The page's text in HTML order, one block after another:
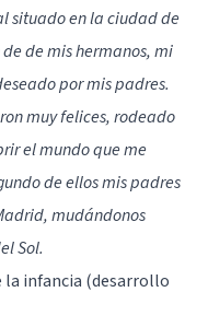
situado en la ciudad de
de mis hermanos, mi
por mis padres.
muy felices, rodeado
el mundo que me
de ellos mis padres
mudándonos
Sol.
la infancia (desarrollo